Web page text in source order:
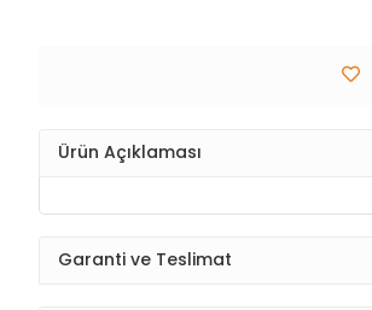
Ürün Açıklaması
Garanti ve Teslimat